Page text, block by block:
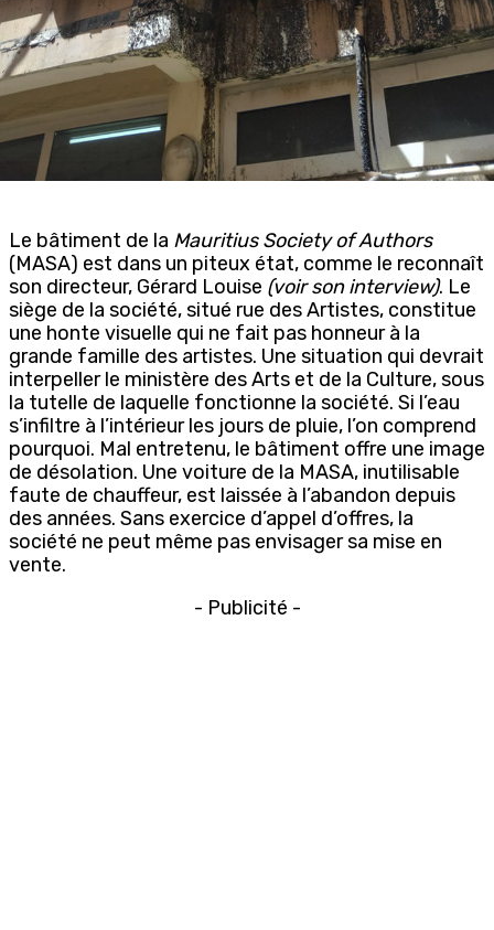
Le bâtiment de la Mauritius Society of Authors
(MASA) est dans un piteux état, comme le reconnaît
son directeur, Gérard Louise (voir son interview). Le
siège de la société, situé rue des Artistes, constitue
une honte visuelle qui ne fait pas honneur à la
grande famille des artistes. Une situation qui devrait
interpeller le ministère des Arts et de la Culture, sous
la tutelle de laquelle fonctionne la société. Si l’eau
s’infiltre à l’intérieur les jours de pluie, l’on comprend
pourquoi. Mal entretenu, le bâtiment offre une image
de désolation. Une voiture de la MASA, inutilisable
faute de chauffeur, est laissée à l’abandon depuis
des années. Sans exercice d’appel d’offres, la
société ne peut même pas envisager sa mise en
vente.
- Publicité -